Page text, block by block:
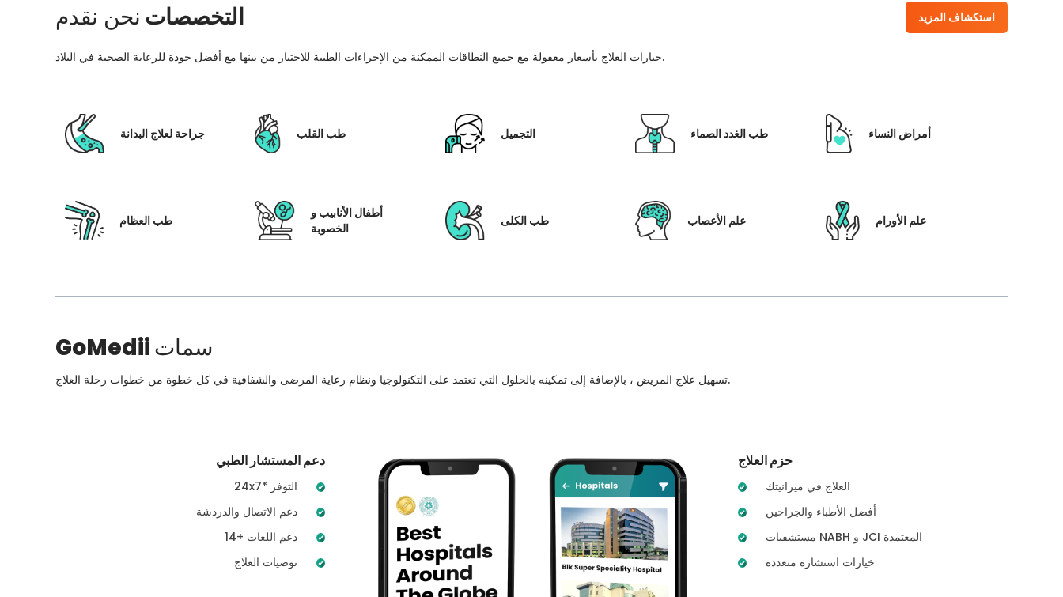
التخصصات نحن نقدم استكشاف المزيد
خيارات العلاج بأسعار معقولة مع جميع النطاقات الممكنة من الإجراءات الطبية للاختيار من بينها مع أفضل جودة للرعاية الصحية في البلاد.
جراحة لعلاج البدانة طب القلب التجميل طب الغدد الصماء أمراض النساء
طب العظام
أطفال الأنابيب و
الخصوبة
طب الكلى علم الأعصاب علم الأورام
GoMediiسمات
تسهيل علاج المريض ، بالإضافة إلى تمكينه بالحلول التي تعتمد على التكنولوجيا ونظام رعاية المرضى والشفافية في كل خطوة من خطوات رحلة العلاج.
دعم المستشار الطبي حزم العلاج
العلاج في ميزانيتك
أفضل الأطباء والجراحين
مستشفيات NABH و JCI المعتمدة
خيارات استشارة متعددة